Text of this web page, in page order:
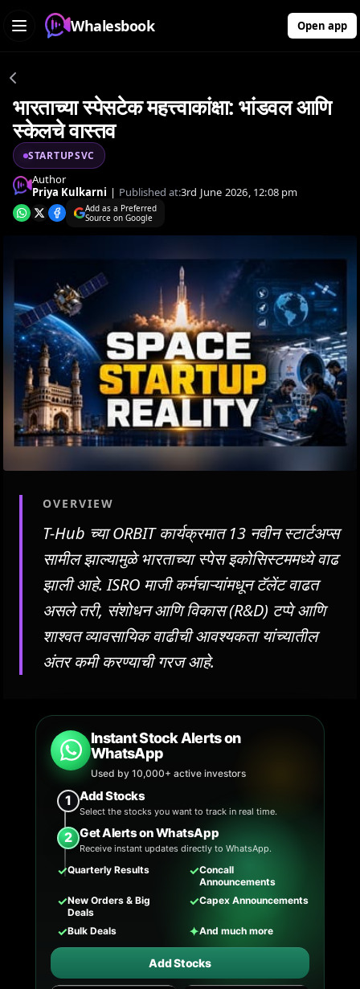
Whalesbook Open app
भारताच्या स्पेसटेक महत्त्वाकांक्षा: भांडवल आणि
स्केलचे वास्तव
STARTUPSVC
Author
Priya Kulkarni | Published at:3rd June 2026, 12:08 pm
Add as a Preferred
Source on Google
OVERVIEW
T-Hub च्या ORBIT कार्यक्रमात 13 नवीन स्टार्टअप्स
सामील झाल्यामुळे भारताच्या स्पेस इकोसिस्टममध्ये वाढ
झाली आहे. ISRO माजी कर्मचाऱ्यांमधून टॅलेंट वाढत
असले तरी, संशोधन आणि विकास (R&D) टप्पे आणि
शाश्वत व्यावसायिक वाढीची आवश्यकता यांच्यातील
अंतर कमी करण्याची गरज आहे.
Instant Stock Alerts on
WhatsApp
Used by 10,000+ active investors
1 Add Stocks
Select the stocks you want to track in real time.
2 Get Alerts on WhatsApp
Receive instant updates directly to WhatsApp.
✓Quarterly Results ✓Concall
Announcements
✓New Orders & Big
Deals
✓Capex Announcements
✓Bulk Deals ✦And much more
Add Stocks